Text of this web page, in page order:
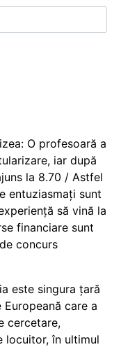
O profesoară a
iar după
la 8.70 / Astfel
entuziasmați sunt
să vină la
financiare sunt
concurs
este singura țară
care a
cercetare,
locuitor, în ultimul